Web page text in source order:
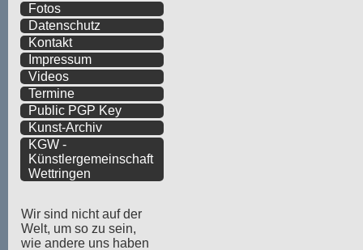
Fotos
Datenschutz
Kontakt
Impressum
Videos
Termine
Public PGP Key
Kunst-Archiv
KGW -
Künstlergemeinschaft
Wettringen
Wir sind nicht auf der
Welt, um so zu sein,
wie andere uns haben